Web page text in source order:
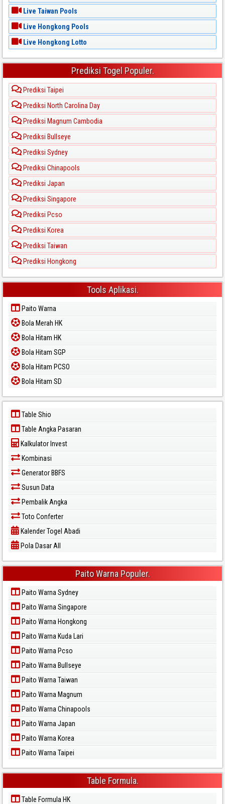
Live Taiwan Pools
Live Hongkong Pools
Live Hongkong Lotto
Prediksi Togel Populer.
Prediksi Taipei
Prediksi North Carolina Day
Prediksi Magnum Cambodia
Prediksi Bullseye
Prediksi Sydney
Prediksi Chinapools
Prediksi Japan
Prediksi Singapore
Prediksi Pcso
Prediksi Korea
Prediksi Taiwan
Prediksi Hongkong
Tools Aplikasi.
Paito Warna
Bola Merah HK
Bola Hitam HK
Bola Hitam SGP
Bola Hitam PCSO
Bola Hitam SD
Table Shio
Table Angka Pasaran
Kalkulator Invest
Kombinasi
Generator BBFS
Susun Data
Pembalik Angka
Toto Conferter
Kalender Togel Abadi
Pola Dasar All
Paito Warna Populer.
Paito Warna Sydney
Paito Warna Singapore
Paito Warna Hongkong
Paito Warna Kuda Lari
Paito Warna Pcso
Paito Warna Bullseye
Paito Warna Taiwan
Paito Warna Magnum
Paito Warna Chinapools
Paito Warna Japan
Paito Warna Korea
Paito Warna Taipei
Table Formula.
Table Formula HK